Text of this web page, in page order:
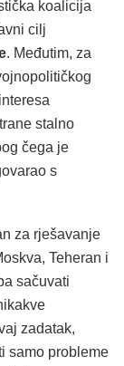
koalicija
cilj
. Međutim, za
stalno
čega je
s
za rješavanje
Teheran i
sačuvati
zadatak,
samo probleme